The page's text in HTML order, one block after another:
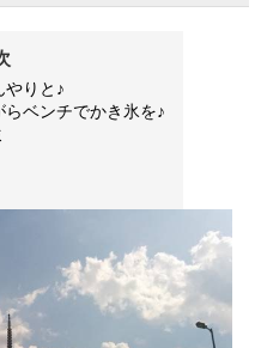
やりと♪
ベンチでかき氷を♪